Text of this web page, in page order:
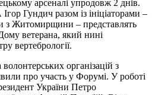
арсеналі упродовж 2 днів.
Гундич разом із ініціаторами –
з Житомирщини – представлять
ветерана, який нині
вертебрології.
організацій з
про участь у Форумі. У роботі
України Петро